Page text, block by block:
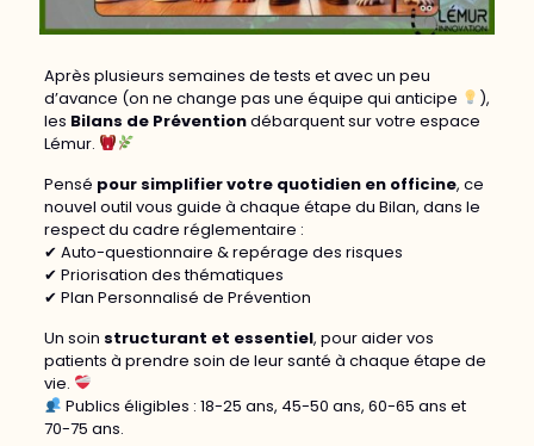
Après plusieurs semaines de tests et avec un peu
d’avance (on ne change pas une équipe qui anticipe
),
les Bilans de Préventiondébarquent sur votre espace
Lémur.
Pensé pour simplifier votre quotidien en officine, ce
nouvel outil vous guide à chaque étape du Bilan, dans le
respect du cadre réglementaire :
✔ Auto-questionnaire & repérage des risques
✔ Priorisation des thématiques
✔ Plan Personnalisé de Prévention
Un soin structurant et essentiel, pour aider vos
patients à prendre soin de leur santé à chaque étape de
vie.
Publics éligibles : 18-25 ans, 45-50 ans, 60-65 ans et
70-75 ans.